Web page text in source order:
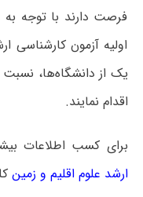
فرصت دارند با توجه به
اولیه آزمون
یک از دانشگاه‌ها، نسبت
اقدام نمایند.
برای کسب اطلاعات
ارشد علوم اقلیم و زمین